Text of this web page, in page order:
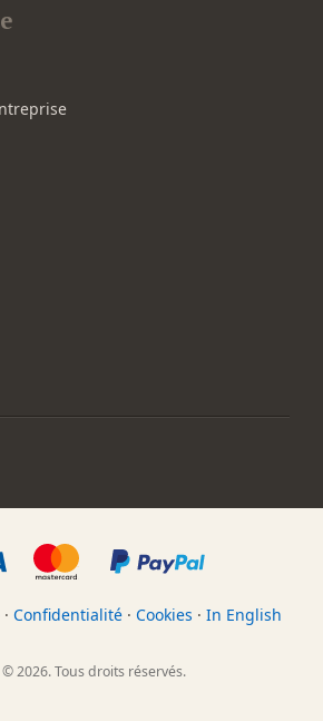
· Confidentialité · Cookies · In English
2026. Tous droits réservés.